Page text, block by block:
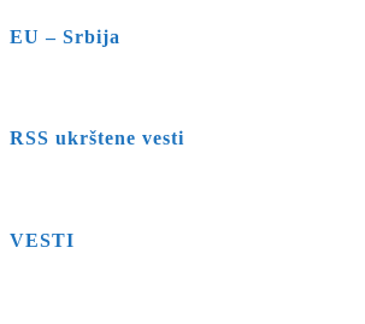
EU – Srbija
RSS ukrštene vesti
VESTI